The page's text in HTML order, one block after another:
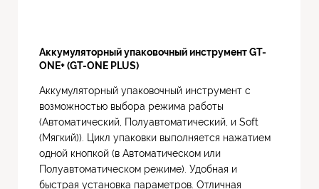
Аккумуляторный упаковочный инструмент GT-
ONE+ (GT-ONE PLUS)
Аккумуляторный упаковочный инструмент с
возможностью выбора режима работы
(Автоматический, Полуавтоматический, и Soft
(Мягкий)). Цикл упаковки выполняется нажатием
одной кнопкой (в Автоматическом или
Полуавтоматическом режиме). Удобная и
быстрая установка параметров. Отличная